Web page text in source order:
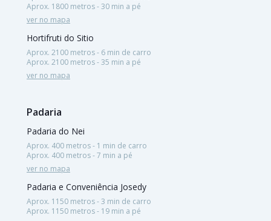
Aprox. 1800 metros - 30 min a pé
ver no mapa
Hortifruti do Sitio
Aprox. 2100 metros - 6 min de carro
Aprox. 2100 metros - 35 min a pé
ver no mapa
Padaria
Padaria do Nei
Aprox. 400 metros - 1 min de carro
Aprox. 400 metros - 7 min a pé
ver no mapa
Padaria e Conveniência Josedy
Aprox. 1150 metros - 3 min de carro
Aprox. 1150 metros - 19 min a pé